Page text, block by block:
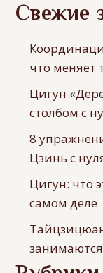
Свежие
что меняет
Цигун
столбом с
8
Цзинь с
Цигун: что
самом деле